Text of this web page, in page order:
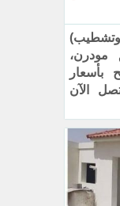
وتشطيب)
مودرن،
الآن